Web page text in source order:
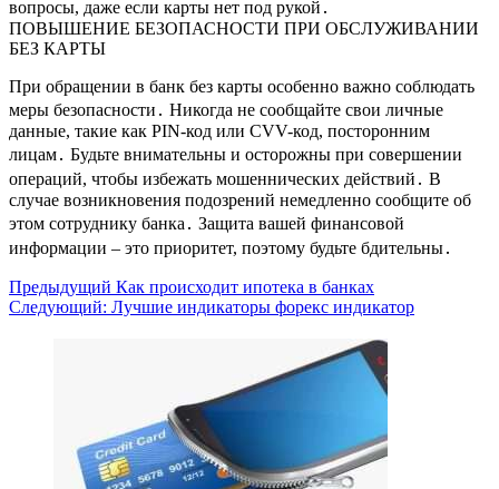
вопросы, даже если карты нет под рукой․
ПОВЫШЕНИЕ БЕЗОПАСНОСТИ ПРИ ОБСЛУЖИВАНИИ
БЕЗ КАРТЫ
При обращении в банк без карты особенно важно соблюдать
меры безопасности․ Никогда не сообщайте свои личные
данные, такие как PIN-код или CVV-код, посторонним
лицам․ Будьте внимательны и осторожны при совершении
операций, чтобы избежать мошеннических действий․ В
случае возникновения подозрений немедленно сообщите об
этом сотруднику банка․ Защита вашей финансовой
информации – это приоритет, поэтому будьте бдительны․
Навигация
записи
Предыдущий Как происходит ипотека в банках
Следующий: Лучшие индикаторы форекс индикатор